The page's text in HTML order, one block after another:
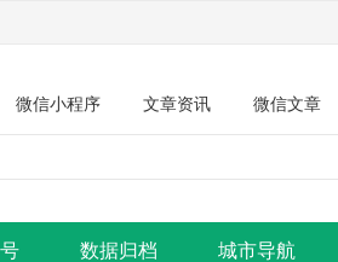
微信小程序 文章资讯 微信文章
数据归档 城市导航